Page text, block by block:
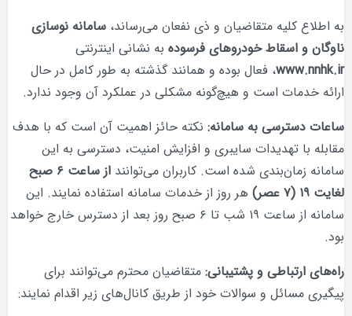
به اطلاع کلیه متقاضیان و ذی‌ نفعان می‌رساند، سامانه نوسازی
ناوگان و اسقاط خودروهای فرسوده به نشانی اینترنتی
www.nnhk.ir، فعال بوده و همانند گذشته به طور کامل در حال
ارائه خدمات است و هیچ‌گونه مشکلی در عملکرد آن وجود ندارد.
ساعات دسترسی به سامانه: نکته حائز اهمیت آن است که با هدف
مقابله با تهدیدات سایبری و افزایش امنیت، دسترسی به این
سامانه زمان‌بندی شده است. کاربران می‌توانند
از ساعت ۶ صبح
لغایت ۱۹ (۷ عصر)
هر روز از خدمات سامانه استفاده نمایند. این
سامانه از ساعت ۱۹ شب تا ۶ صبح روز بعد از دسترس خارج خواهد
بود.
راه‌های ارتباطی و پشتیبانی: متقاضیان محترم می‌توانند برای
پیگیری مسائل و سوالات خود از طریق کانال‌های زیر اقدام نمایند: